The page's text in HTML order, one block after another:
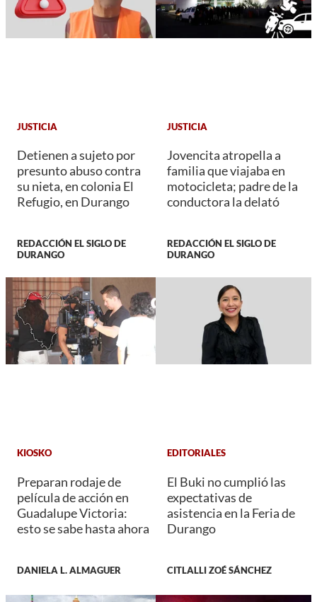
JUSTICIA
Detienen a sujeto por
presunto abuso contra
su nieta, en colonia El
Refugio, en Durango
REDACCIÓN EL SIGLO DE
DURANGO
JUSTICIA
Jovencita atropella a
familia que viajaba en
motocicleta; padre de la
conductora la delató
REDACCIÓN EL SIGLO DE
DURANGO
KIOSKO
Preparan rodaje de
película de acción en
Guadalupe Victoria:
esto se sabe hasta ahora
DANIELA L. ALMAGUER
EDITORIALES
El Buki no cumplió las
expectativas de
asistencia en la Feria de
Durango
CITLALLI ZOÉ SÁNCHEZ